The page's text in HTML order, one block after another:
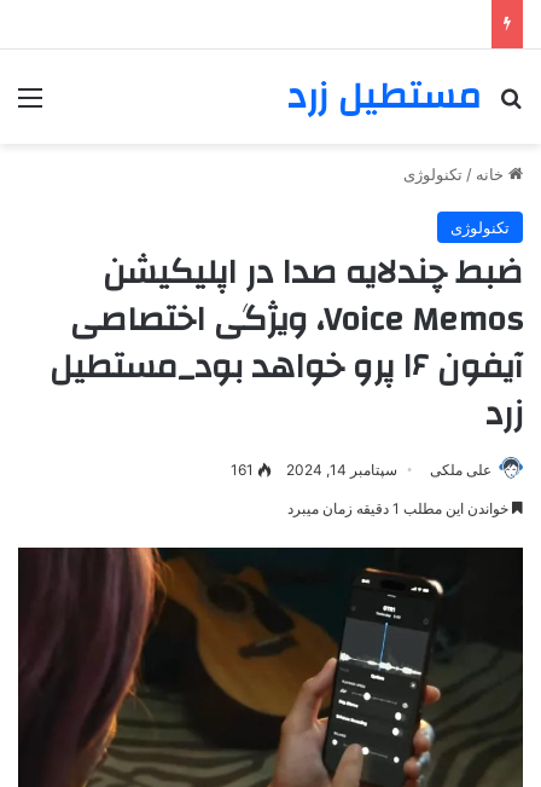
مستطیل زرد
خانه / تکنولوژی
تکنولوژی
ضبط چندلایه صدا در اپلیکیشن
Voice Memos، ویژگی اختصاصی
آیفون ۱۶ پرو خواهد بود_مستطیل
زرد
علی ملکی سپتامبر 14, 2024 161
خواندن این مطلب 1 دقیقه زمان میبرد